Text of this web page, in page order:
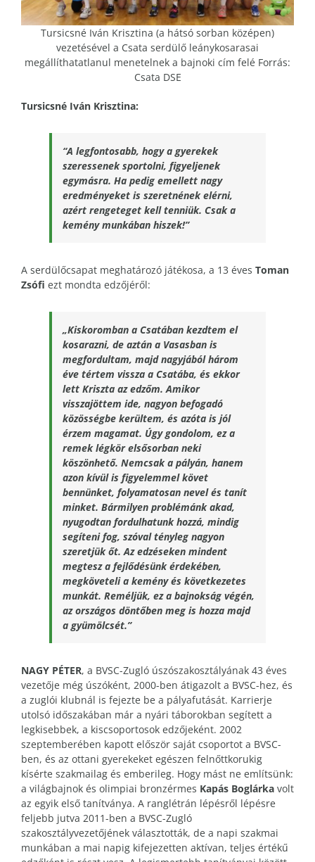
Tursicsné Iván Krisztina (a hátsó sorban középen)
vezetésével a Csata serdülő leánykosarasai
megállíthatatlanul menetelnek a bajnoki cím felé Forrás:
Csata DSE
Tursicsné Iván Krisztina:
“A legfontosabb, hogy a gyerekek
szeressenek sportolni, figyeljenek
egymásra. Ha pedig emellett nagy
eredményeket is szeretnének elérni,
azért rengeteget kell tenniük. Csak a
kemény munkában hiszek!”
A serdülőcsapat meghatározó játékosa, a 13 éves Toman
Zsófi ezt mondta edzőjéről:
„Kiskoromban a Csatában kezdtem el
kosarazni, de aztán a Vasasban is
megfordultam, majd nagyjából három
éve tértem vissza a Csatába, és ekkor
lett Kriszta az edzőm. Amikor
visszajöttem ide, nagyon befogadó
közösségbe kerültem, és azóta is jól
érzem magamat. Úgy gondolom, ez a
remek légkör elsősorban neki
köszönhető. Nemcsak a pályán, hanem
azon kívül is figyelemmel követ
bennünket, folyamatosan nevel és tanít
minket. Bármilyen problémánk akad,
nyugodtan fordulhatunk hozzá, mindig
segíteni fog, szóval tényleg nagyon
szeretjük őt. Az edzéseken mindent
megtesz a fejlődésünk érdekében,
megköveteli a kemény és következetes
munkát. Reméljük, ez a bajnokság végén,
az országos döntőben meg is hozza majd
a gyümölcsét.”
NAGY PÉTER, a BVSC-Zugló úszószakosztályának 43 éves
vezetője még úszóként, 2000-ben átigazolt a BVSC-hez, és
a zuglói klubnál is fejezte be a pályafutását. Karrierje
utolsó időszakában már a nyári táborokban segített a
legkisebbek, a kiscsoportosok edzőjeként. 2002
szeptemberében kapott először saját csoportot a BVSC-
ben, és az ottani gyerekeket egészen felnőttkorukig
kísérte szakmailag és emberileg. Hogy mást ne említsünk:
a világbajnok és olimpiai bronzérmes Kapás Boglárka volt
az egyik első tanítványa. A ranglétrán lépésről lépésre
feljebb jutva 2011-ben a BVSC-Zugló
szakosztályvezetőjének választották, de a napi szakmai
munkában a mai napig kifejezetten aktívan, teljes értékű